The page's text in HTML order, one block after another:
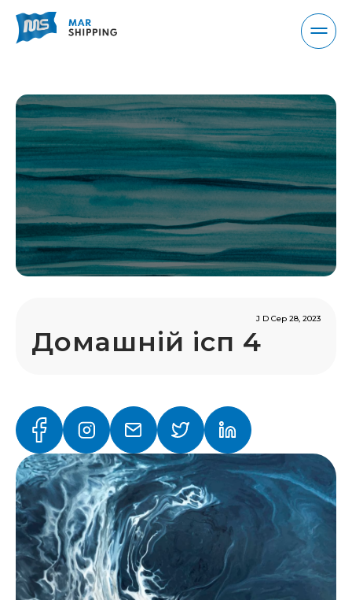
content
Домашній ісп 4
J D Сер 28, 2023